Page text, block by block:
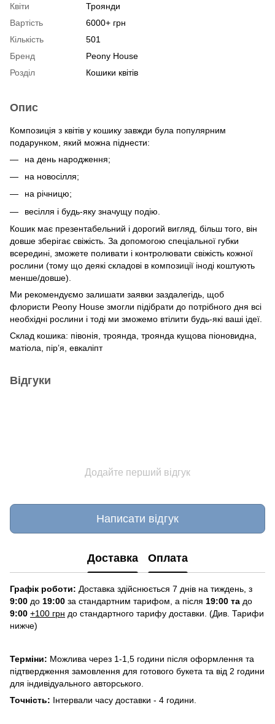
Квіти
Троянди
Вартість
6000+ грн
Кількість
501
Бренд
Peony House
Розділ
Кошики квітів
Опис
Композиція з квітів у кошику завжди була популярним
подарунком, який можна піднести:
на день народження;
на новосілля;
на річницю;
весілля і будь-яку значущу подію.
Кошик має презентабельний і дорогий вигляд, більш того, він
довше зберігає свіжість. За допомогою спеціальної губки
всередині, зможете поливати і контролювати свіжість кожної
рослини (тому що деякі складові в композиції іноді коштують
менше/довше).
Ми рекомендуємо залишати заявки заздалегідь, щоб
флористи Peony House змогли підібрати до потрібного дня всі
необхідні рослини і тоді ми зможемо втілити будь-які ваші ідеї.
Склад кошика: півонія, троянда, троянда кущова піоновидна,
матіола, пір’я, евкаліпт
Відгуки
Додайте перший відгук
Написати відгук
Доставка Оплата
Графік роботи: Доставка здійснюється 7 днів на тиждень, з
9:00 до 19:00 за стандартним тарифом, а після 19:00 та до
9:00 +100 грн до стандартного тарифу доставки. (Див. Тарифи
нижче)
Терміни: Можлива через 1-1,5 години після оформлення та
підтвердження замовлення для готового букета та від 2 години
для індивідуального авторського.
Точність: Інтервали часу доставки - 4 години.